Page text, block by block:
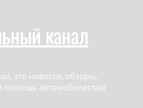
канал
это новости, обзоры,
помощь автомобилистам